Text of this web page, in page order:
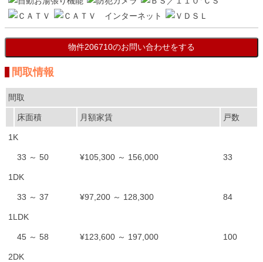
間取情報
間取
床面積 月額家賃 戸数
1K
33 ～ 50 ¥105,300 ～ 156,000 33
1DK
33 ～ 37 ¥97,200 ～ 128,300 84
1LDK
45 ～ 58 ¥123,600 ～ 197,000 100
2DK